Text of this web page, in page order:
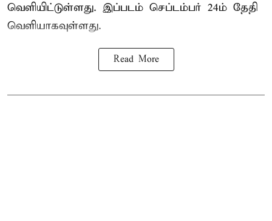
வெளியிட்டுள்ளது. இப்படம் செப்டம்பர் 24ம் தேதி
வெளியாகவுள்ளது.
Read More